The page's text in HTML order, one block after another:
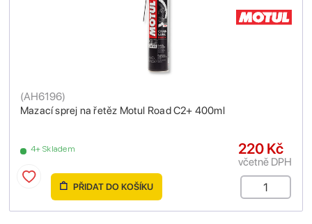
Mazací sprej na řetěz Motul Road C2+ 400ml
(AH6196)
4+ Skladem 220 Kč
včetně DPH
PŘIDAT DO KOŠÍKU